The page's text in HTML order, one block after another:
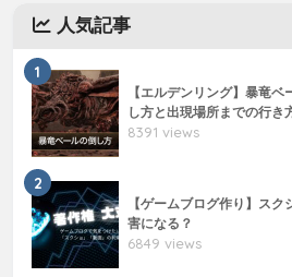
人気記事
1
【エルデンリング】暴竜ベ
し方と出現場所までの行き
8391 views
2
【ゲームブログ作り】スク
害になる？
6849 views